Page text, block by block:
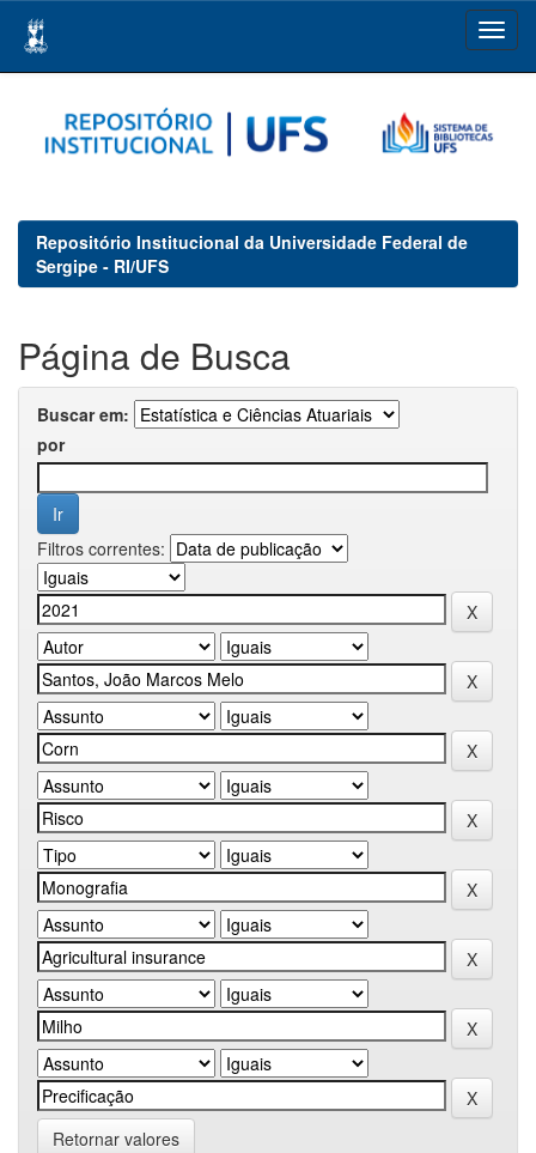
navigation
Repositório Institucional da Universidade Federal de
Sergipe - RI/UFS
Página de Busca
Buscar em:
por
Filtros correntes:
Retornar valores